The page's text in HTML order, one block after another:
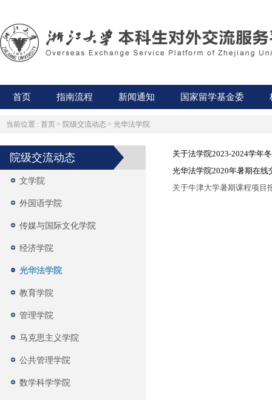
首页 指南流程 新闻通知 国家留学基金委
当前位置 : 首页 > 院级交流动态 > 光华法学院
院级交流动态
文学院
外国语学院
传媒与国际文化学院
经济学院
光华法学院
教育学院
管理学院
马克思主义学院
公共管理学院
数学科学学院
关于法学院2023-2024学年
光华法学院2020年暑期在线
关于牛津大学暑期课程项目